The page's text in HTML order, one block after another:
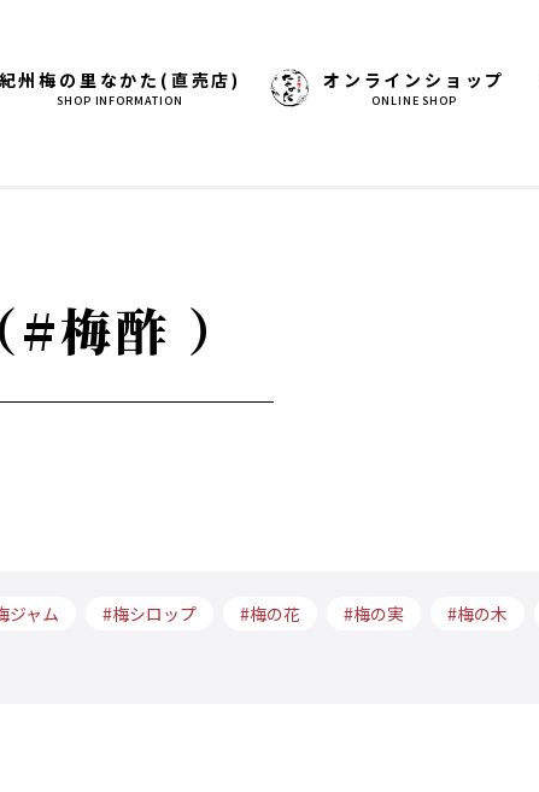
紀州梅の里なかた(直売店)
SHOP INFORMATION
オンラインショップ
ONLINE SHOP
梅酢 ）
ジャム 梅シロップ 梅の花 梅の実 梅の木